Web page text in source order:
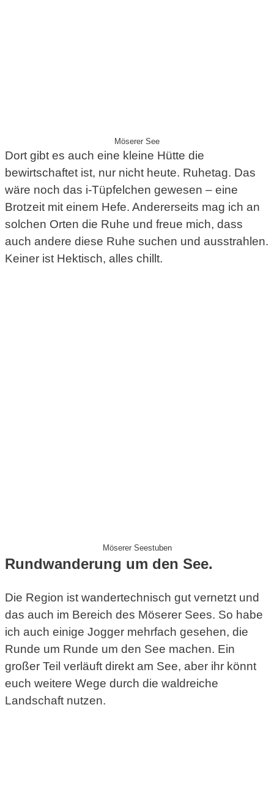
Möserer See
Dort gibt es auch eine kleine Hütte die
bewirtschaftet ist, nur nicht heute. Ruhetag. Das
wäre noch das i-Tüpfelchen gewesen – eine
Brotzeit mit einem Hefe. Andererseits mag ich an
solchen Orten die Ruhe und freue mich, dass
auch andere diese Ruhe suchen und ausstrahlen.
Keiner ist Hektisch, alles chillt.
Möserer Seestuben
Rundwanderung um den See.
Die Region ist wandertechnisch gut vernetzt und
das auch im Bereich des Möserer Sees. So habe
ich auch einige Jogger mehrfach gesehen, die
Runde um Runde um den See machen. Ein
großer Teil verläuft direkt am See, aber ihr könnt
euch weitere Wege durch die waldreiche
Landschaft nutzen.